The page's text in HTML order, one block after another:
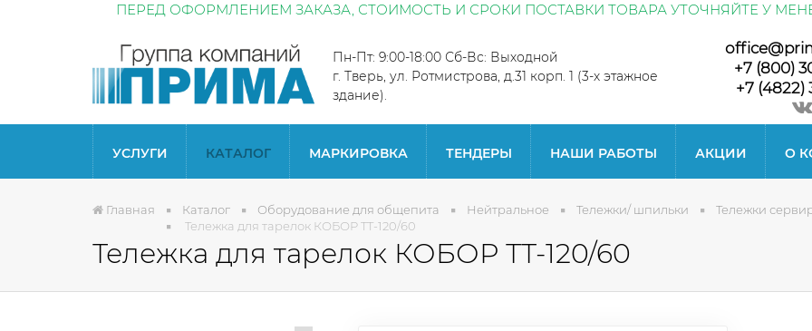
ПЕРЕД ОФОРМЛЕНИЕМ ЗАКАЗА, СТОИМОСТЬ И СРОКИ ПОСТАВКИ ТОВАРА УТОЧНЯЙТЕ У
Пн-Пт: 9:00-18:00 Сб-Вс: Выходной
г. Тверь, ул. Ротмистрова, д.31 корп. 1 (3-х этажное
здание).
+7 (800)
+7 (4822)
УСЛУГИ КАТАЛОГ МАРКИРОВКА ТЕНДЕРЫ НАШИ РАБОТЫ АКЦИИ О
Главная Каталог Оборудование для общепита Нейтральное Тележки/ шпильки
Тележки
Тележка для тарелок КОБОР ТТ-120/60
Тележка для тарелок КОБОР ТТ-120/60